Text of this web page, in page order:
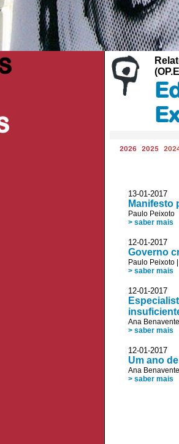
2026 2025
13-01-
Manifesto
Paulo Peixoto
> saber mais
12-01-2017
Governo
Paulo Peixoto
> saber mais
12-01-2017
Ana Benavente
> saber mais
12-01-2017
Um ano
Ana Benavente
> saber mais